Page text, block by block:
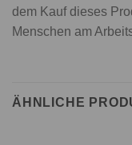
dem Kauf dieses
Menschen am
ÄHNLICHE